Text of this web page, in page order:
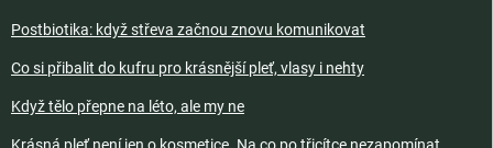
Postbiotika: když střeva začnou znovu komunikovat
Co si přibalit do kufru pro krásnější pleť, vlasy i nehty
Když tělo přepne na léto, ale my ne